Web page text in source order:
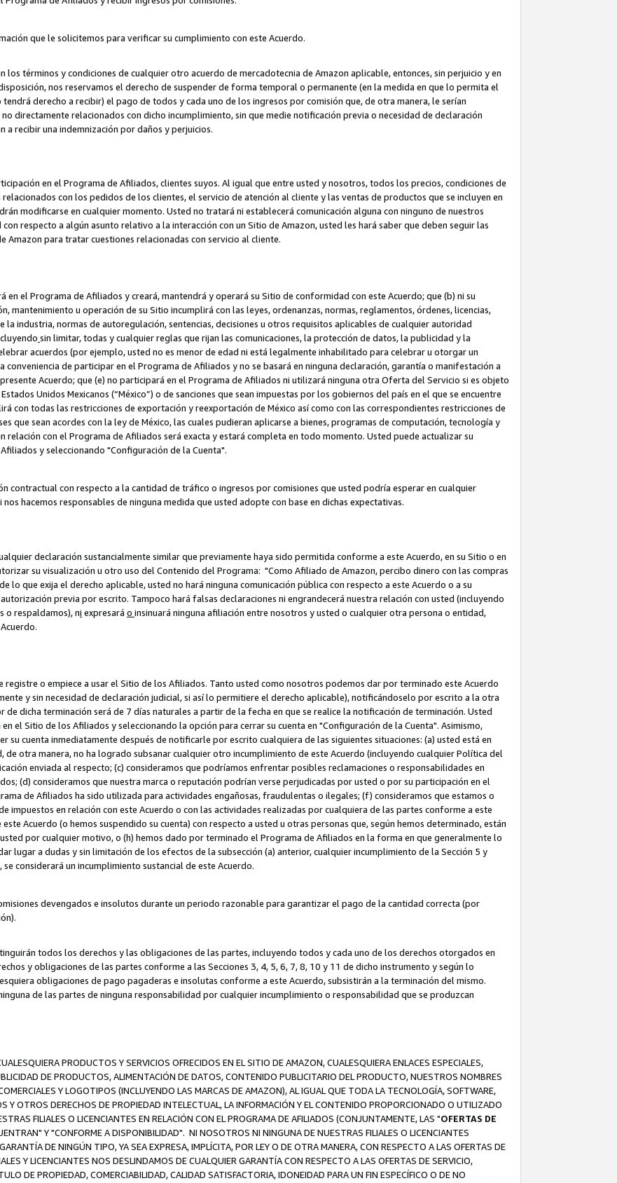
que le solicitemos para verificar su cumplimiento con este Acuerdo.
los términos y condiciones de cualquier otro acuerdo de mercadotecnia de Amazon aplicable, entonces, sin perjuicio y en
nos reservamos el derecho de suspender de forma temporal o permanente (en la medida en que lo permita el
derecho a recibir) el pago de todos y cada uno de los ingresos por comisión que, de otra manera, le serían
directamente relacionados con dicho incumplimiento, sin que medie notificación previa o necesidad de declaración
a recibir una indemnización por daños y perjuicios.
en el Programa de Afiliados, clientes suyos. Al igual que entre usted y nosotros, todos los precios, condiciones de
con los pedidos de los clientes, el servicio de atención al cliente y las ventas de productos que se incluyen en
modificarse en cualquier momento. Usted no tratará ni establecerá comunicación alguna con ninguno de nuestros
respecto a algún asunto relativo a la interacción con un Sitio de Amazon, usted les hará saber que deben seguir las
Amazon para tratar cuestiones relacionadas con servicio al cliente.
en el Programa de Afiliados y creará, mantendrá y operará su Sitio de conformidad con este Acuerdo; que (b) ni su
mantenimiento u operación de su Sitio incumplirá con las leyes, ordenanzas, normas, reglamentos, órdenes, licencias,
la industria, normas de autoregulación, sentencias, decisiones u otros requisitos aplicables de cualquier autoridad
sin limitar, todas y cualquier reglas que rijan las comunicaciones, la protección de datos, la publicidad y la
acuerdos (por ejemplo, usted no es menor de edad ni está legalmente inhabilitado para celebrar u otorgar un
conveniencia de participar en el Programa de Afiliados y no se basará en ninguna declaración, garantía o manifestación a
Acuerdo; que (e) no participará en el Programa de Afiliados ni utilizará ninguna otra Oferta del Servicio si es objeto
Unidos Mexicanos (“México”) o de sanciones que sean impuestas por los gobiernos del país en el que se encuentre
con todas las restricciones de exportación y reexportación de México así como con las correspondientes restricciones de
que sean acordes con la ley de México, las cuales pudieran aplicarse a bienes, programas de computación, tecnología y
relación con el Programa de Afiliados será exacta y estará completa en todo momento. Usted puede actualizar su
y seleccionando "Configuración de la Cuenta".
contractual con respecto a la cantidad de tráfico o ingresos por comisiones que usted podría esperar en cualquier
hacemos responsables de ninguna medida que usted adopte con base en dichas expectativas.
declaración sustancialmente similar que previamente haya sido permitida conforme a este Acuerdo, en su Sitio o en
su visualización u otro uso del Contenido del Programa: "Como Afiliado de Amazon, percibo dinero con las compras
lo que exija el derecho aplicable, usted no hará ninguna comunicación pública con respecto a este Acuerdo o a su
previa por escrito. Tampoco hará falsas declaraciones ni engrandecerá nuestra relación con usted (incluyendo
o respaldamos), ni expresará o insinuará ninguna afiliación entre nosotros y usted o cualquier otra persona o entidad,
registre o empiece a usar el Sitio de los Afiliados. Tanto usted como nosotros podemos dar por terminado este Acuerdo
y sin necesidad de declaración judicial, si así lo permitiere el derecho aplicable), notificándoselo por escrito a la otra
dicha terminación será de 7 días naturales a partir de la fecha en que se realice la notificación de terminación. Usted
el Sitio de los Afiliados y seleccionando la opción para cerrar su cuenta en "Configuración de la Cuenta". Asimismo,
su cuenta inmediatamente después de notificarle por escrito cualquiera de las siguientes situaciones: (a) usted está en
de otra manera, no ha logrado subsanar cualquier otro incumplimiento de este Acuerdo (incluyendo cualquier Política del
enviada al respecto; (c) consideramos que podríamos enfrentar posibles reclamaciones o responsabilidades en
(d) consideramos que nuestra marca o reputación podrían verse perjudicadas por usted o por su participación en el
de Afiliados ha sido utilizada para actividades engañosas, fraudulentas o ilegales; (f) consideramos que estamos o
impuestos en relación con este Acuerdo o con las actividades realizadas por cualquiera de las partes conforme a este
Acuerdo (o hemos suspendido su cuenta) con respecto a usted u otras personas que, según hemos determinado, están
por cualquier motivo, o (h) hemos dado por terminado el Programa de Afiliados en la forma en que generalmente lo
lugar a dudas y sin limitación de los efectos de la subsección (a) anterior, cualquier incumplimiento de la Sección 5 y
considerará un incumplimiento sustancial de este Acuerdo.
devengados e insolutos durante un periodo razonable para garantizar el pago de la cantidad correcta (por
todos los derechos y las obligaciones de las partes, incluyendo todos y cada uno de los derechos otorgados en
y obligaciones de las partes conforme a las Secciones 3, 4, 5, 6, 7, 8, 10 y 11 de dicho instrumento y según lo
obligaciones de pago pagaderas e insolutas conforme a este Acuerdo, subsistirán a la terminación del mismo.
de las partes de ninguna responsabilidad por cualquier incumplimiento o responsabilidad que se produzcan
PRODUCTOS Y SERVICIOS OFRECIDOS EN EL SITIO DE AMAZON, CUALESQUIERA ENLACES ESPECIALES,
DE PRODUCTOS, ALIMENTACIÓN DE DATOS, CONTENIDO PUBLICITARIO DEL PRODUCTO, NUESTROS NOMBRES
Y LOGOTIPOS (INCLUYENDO LAS MARCAS DE AMAZON), AL IGUAL QUE TODA LA TECNOLOGÍA, SOFTWARE,
Y OTROS DERECHOS DE PROPIEDAD INTELECTUAL, LA INFORMACIÓN Y EL CONTENIDO PROPORCIONADO O UTILIZADO
FILIALES O LICENCIANTES EN RELACIÓN CON EL PROGRAMA DE AFILIADOS (CONJUNTAMENTE, LAS "OFERTAS DE
Y "CONFORME A DISPONIBILIDAD". NI NOSOTROS NI NINGUNA DE NUESTRAS FILIALES O LICENCIANTES
DE NINGÚN TIPO, YA SEA EXPRESA, IMPLÍCITA, POR LEY O DE OTRA MANERA, CON RESPECTO A LAS OFERTAS DE
Y LICENCIANTES NOS DESLINDAMOS DE CUALQUIER GARANTÍA CON RESPECTO A LAS OFERTAS DE SERVICIO,
DE PROPIEDAD, COMERCIABILIDAD, CALIDAD SATISFACTORIA, IDONEIDAD PARA UN FIN ESPECÍFICO O DE NO